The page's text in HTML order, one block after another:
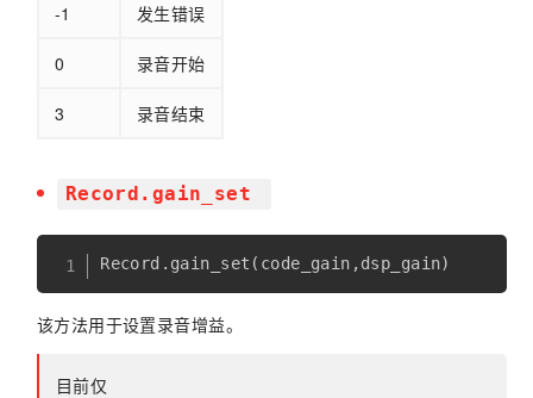
-1 发生错误
0 录音开始
3 录音结束
Record.gain_set
Record . gain_set ( code_gain ,dsp_gain)
该方法用于设置录音增益。
目前仅